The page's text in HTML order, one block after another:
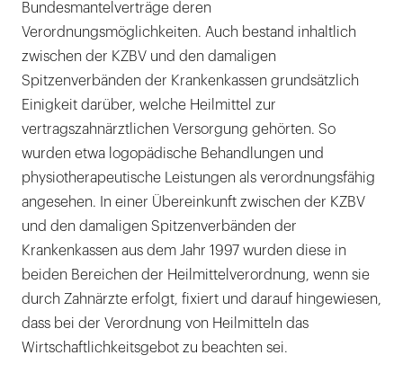
Bundesmantelverträge deren
Verordnungsmöglichkeiten. Auch bestand inhaltlich
zwischen der KZBV und den damaligen
Spitzenverbänden der Krankenkassen grundsätzlich
Einigkeit darüber, welche Heilmittel zur
vertragszahnärztlichen Versorgung gehörten. So
wurden etwa logopädische Behandlungen und
physiotherapeutische Leistungen als verordnungsfähig
angesehen. In einer Übereinkunft zwischen der KZBV
und den damaligen Spitzenverbänden der
Krankenkassen aus dem Jahr 1997 wurden diese in
beiden Bereichen der Heilmittelverordnung, wenn sie
durch Zahnärzte erfolgt, fixiert und darauf hingewiesen,
dass bei der Verordnung von Heilmitteln das
Wirtschaftlichkeitsgebot zu beachten sei.